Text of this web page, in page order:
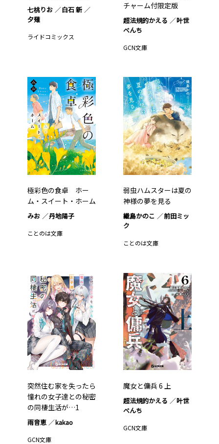
七桃りお
白石 新
夕薙
ライドコミックス
チャーム付限定版
超法規的かえる
叶世
べんち
GCN文庫
極彩色の食卓 ホー
ム・スイート・ホーム
みお 丹地陽子
ことのは文庫
弱虫ハムスターは夏の
神様の夢を見る
織島かのこ
前田ミッ
ク
ことのは文庫
突然住む家を失ったら
憧れの女子達との秘密
の同棲生活が…1
雨音恵 kakao
GCN文庫
魔女と傭兵 6 上
超法規的かえる
叶世
べんち
GCN文庫